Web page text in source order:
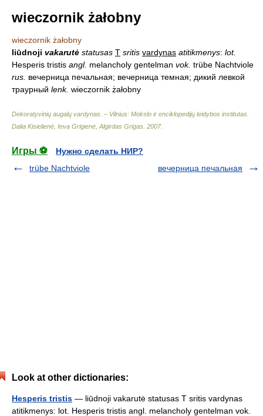
wieczornik żałobny
wieczornik żałobny
liūdnoji vakarutė statusas T sritis vardynas atitikmenys: lot.
Hesperis tristis angl. melancholy gentelman vok. trübe Nachtviole
rus. вечерница печальная; вечерница темная; дикий левкой
траурный lenk. wieczornik żałobny
Dekoratyvinių augalų vardynas. – Vilnius: Mokslo ir enciklopedijų leidybos institutas
Dalia Kisielienė, Ieva Grigienė, Algirdas Grigas 2007.
Игры ⚽
Нужно сделать НИР?
trübe Nachtviole
вечерница печальная
Look at other dictionaries:
Hesperis tristis — liūdnoji vakarutė statusas T sritis vardynas
atitikmenys: lot. Hesperis tristis angl. melancholy gentelman vok.